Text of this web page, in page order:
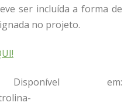
ser incluída a forma de
no projeto.
em: